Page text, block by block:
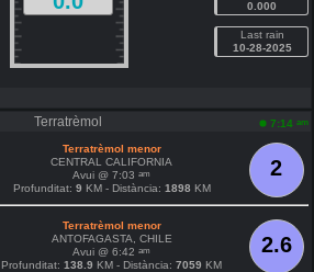
0.000
Last rain
10-28-2025
Terratrèmol 7:14 am
2
Terratrèmol menor
CENTRAL CALIFORNIA
Avui @ 7:03am
Profunditat: 9 KM - Distància: 1898 KM
2.6
Terratrèmol menor
ANTOFAGASTA, CHILE
Avui @ 6:42am
Profunditat:138.9 KM - Distància:7059 KM